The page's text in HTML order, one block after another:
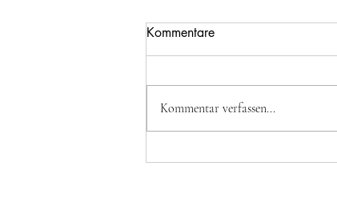
Saftiger Apfelrührkuchen
Kommentare
Kommentar verfassen...